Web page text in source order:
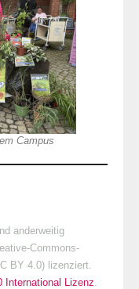
Campus
anderweitig
Commons-
BY 4.0) lizenziert.
International Lizenz